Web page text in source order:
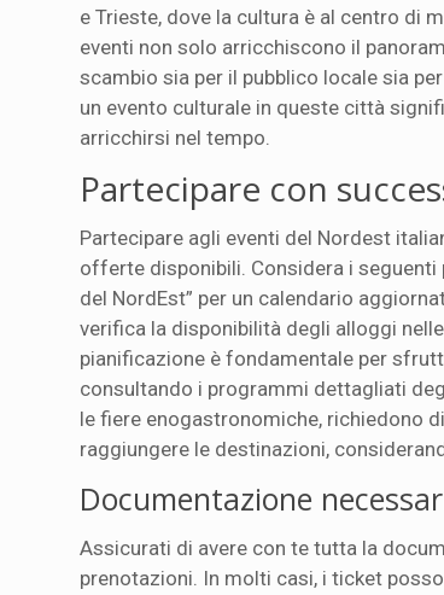
e Trieste, dove la cultura è al centro di
eventi non solo arricchiscono il
scambio sia per il pubblico locale sia
un evento culturale in queste città
arricchirsi nel tempo.
Partecipare con
Partecipare agli eventi del Nordest
offerte disponibili. Considera i seguenti
del NordEst” per un calendario
verifica la disponibilità degli alloggi
pianificazione è fondamentale per
consultando i programmi dettagliati
le fiere enogastronomiche, richiedono
raggiungere le destinazioni,
Documentazione
Assicurati di avere con te tutta la
prenotazioni. In molti casi, i ticket